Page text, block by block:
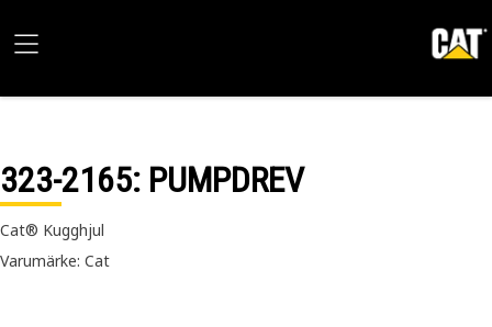
323-2165: PUMPDREV
Cat® Kugghjul
Varumärke: Cat